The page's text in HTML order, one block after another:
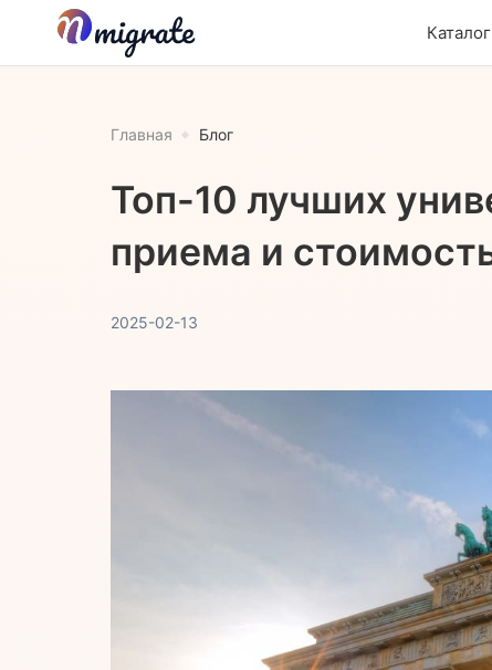
Главная Блог
Топ-10 лучших
приема и
2025-02-13